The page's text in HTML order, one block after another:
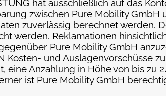
hat ausschließlich auf das
zwischen Pure Mobility GmbH
zuverlässig berechnet werden.
werden. Reklamationen
Pure Mobility GmbH
Kosten- und Auslagenvorschüsse
Anzahlung in Höhe von bis zu
ist Pure Mobility GmbH